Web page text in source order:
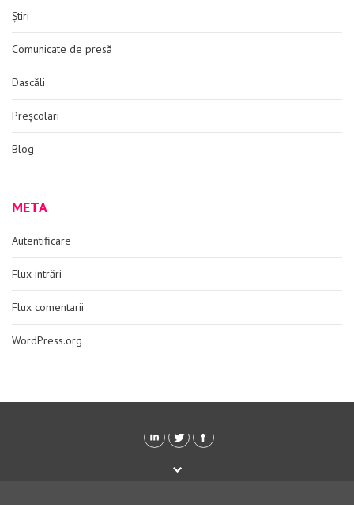
Știri
Comunicate de presă
Dascăli
Preșcolari
Blog
META
Autentificare
Flux intrări
Flux comentarii
WordPress.org